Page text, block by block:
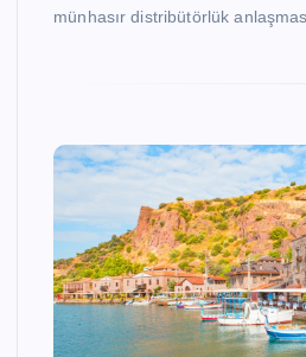
münhasır distribütörlük